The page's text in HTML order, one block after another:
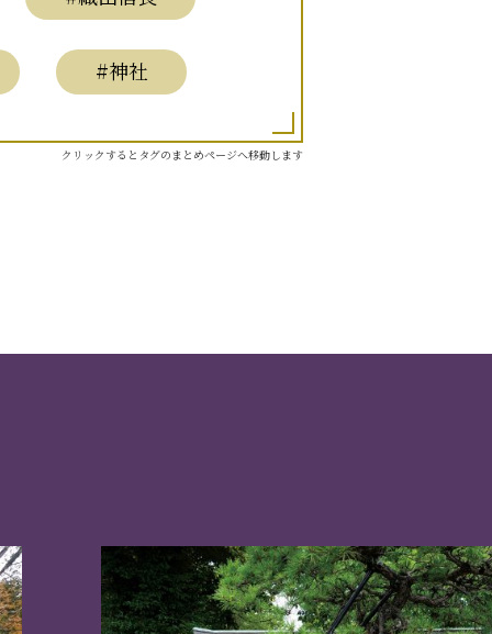
#神社
クリックするとタグのまとめページへ移動します